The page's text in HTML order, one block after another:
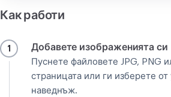
Как работи
1 Добавете изображенията си
Пуснете файловете JPG, PNG
страницата или ги изберете
наведнъж.